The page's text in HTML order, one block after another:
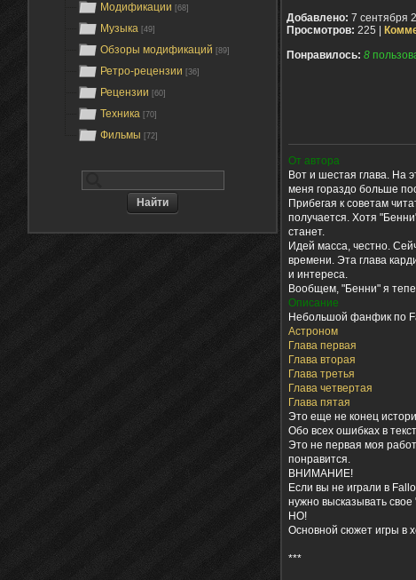
Модификации [68]
Музыка [49]
Обзоры модификаций [89]
Ретро-рецензии [36]
Рецензии [60]
Техника [70]
Фильмы [72]
Добавлено: 7 сентября
Просмотров: 225 |
Понравилось: 8
От автора
Вот и шестая глава. На
меня гораздо больше
Прибегая к советам
получается. Хотя
станет.
Идей масса, честно.
времени. Эта глава
и интереса.
Вообщем, "Бенни" я
Описание
Небольшой фанфик по
Астроном
Глава первая
Глава вторая
Глава третья
Глава четвертая
Глава пятая
Это еще не конец
Обо всех ошибках в
Это не первая моя
понравится.
ВНИМАНИЕ!
Если вы не играли в
нужно высказывать
НО!
Основной сюжет игры в
***